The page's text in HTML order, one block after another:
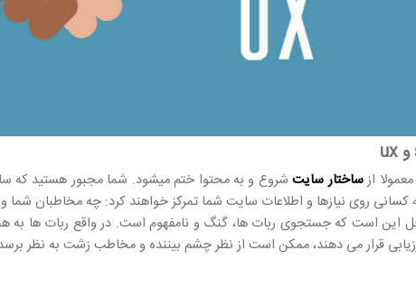
ساختار سایتشروع و به محتوا ختم میشود. شما مجبور هستید که
کسانی روی نیازها و اطلاعات سایت شما تمرکز خواهند کرد: چه مخاطبان
این است که جستجوی ربات ها، گنگ و نامفهوم است. در واقع ربات ها به
قرار می دهند، ممکن است از نظر چشم بیننده و مخاطب زشت به نظر